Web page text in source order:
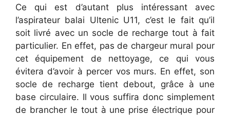
Ce qui est d’autant plus intéressant avec
l’aspirateur balai Ultenic U11, c’est le fait qu’il
soit livré avec un socle de recharge tout à fait
particulier. En effet, pas de chargeur mural pour
cet équipement de nettoyage, ce qui vous
évitera d’avoir à percer vos murs. En effet, son
socle de recharge tient debout, grâce à une
base circulaire. Il vous suffira donc simplement
de brancher le tout à une prise électrique pour